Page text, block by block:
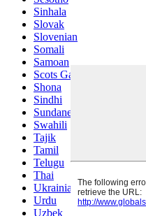
Sinhala
Slovak
Slovenian
Somali
Samoan
Scots Gaelic
Shona
Sindhi
Sundanese
Swahili
Tajik
Tamil
Telugu
Thai
Ukrainian
Urdu
Uzbek